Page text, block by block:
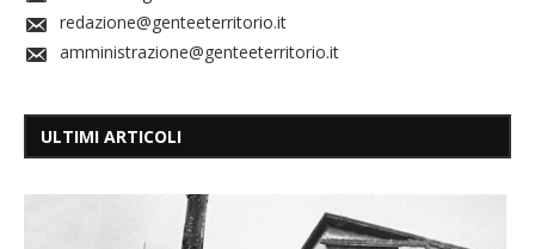
redazione@genteeterritorio.it
amministrazione@genteeterritorio.it
ULTIMI ARTICOLI